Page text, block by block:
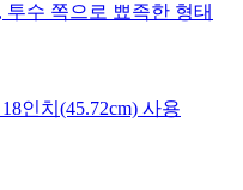
투수 쪽으로 뾰족한 형태
인치(45.72cm) 사용